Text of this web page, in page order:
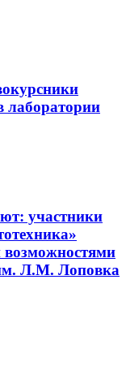
участники
возможностями
Л.М. Лоповка